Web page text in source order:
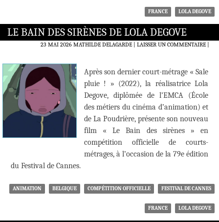
FRANCE LOLA DEGOVE
LE BAIN DES SIRÈNES DE LOLA DEGOVE
23 MAI 2026 MATHILDE DELAGARDE LAISSER UN COMMENTAIRE|
Après son dernier court-métrage « Sale
pluie ! » (2022), la réalisatrice Lola
Degove, diplômée de l’EMCA (École
des métiers du cinéma d’animation) et
de La Poudrière, présente son nouveau
film « Le Bain des sirènes » en
compétition officielle de courts-
métrages, à l’occasion de la 79e édition
du Festival de Cannes.
ANIMATION BELGIQUE COMPÉTITION OFFICIELLE FESTIVAL DE CANNES
FRANCE LOLA DEGOVE